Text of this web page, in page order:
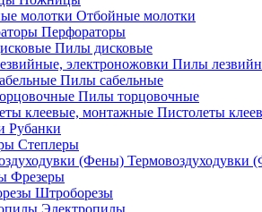
Отбойные молотки
Перфораторы
Пилы дисковые
Пилы
Пилы сабельные
Пилы торцовочные
Пистолеты
Рубанки
Степлеры
Термовоздуходувки
Фрезеры
Штроборезы
Электропилы